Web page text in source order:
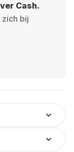
Cash.
bij